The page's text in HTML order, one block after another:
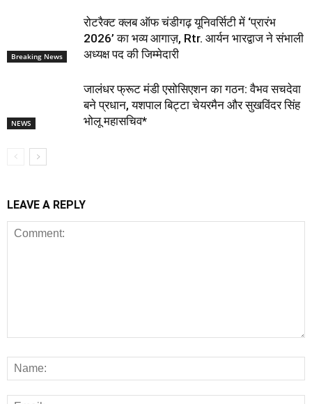
Breaking News
रोटरैक्ट क्लब ऑफ चंडीगढ़ यूनिवर्सिटी में ‘प्रारंभ
2026’ का भव्य आगाज़, Rtr. आर्यन भारद्वाज ने संभाली
अध्यक्ष पद की जिम्मेदारी
NEWS
जालंधर फ्रूट मंडी एसोसिएशन का गठन: वैभव सचदेवा
बने प्रधान, यशपाल बिट्टा चेयरमैन और सुखविंदर सिंह
भोलू महासचिव*
LEAVE A REPLY